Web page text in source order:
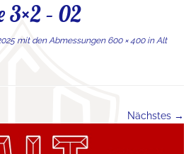
3×2 – 02
mit den Abmessungen600 × 400inAlt
Nächstes →